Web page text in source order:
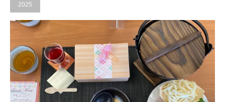
2025